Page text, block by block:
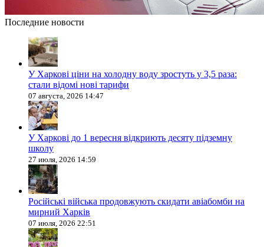
Последние новости
У Харкові ціни на холодну воду зростуть у 3,5 раза:
стали відомі нові тарифи
07 августа, 2026 14:47
У Харкові до 1 вересня відкриють десяту підземну
школу
27 июля, 2026 14:59
Російські війська продовжують скидати авіабомби на
мирний Харків
07 июля, 2026 22:51